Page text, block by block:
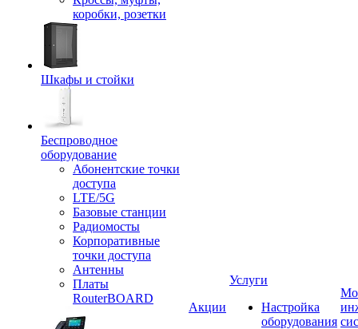
коробки, розетки
Шкафы и стойки
Беспроводное
оборудование
Абонентские точки
доступа
LTE/5G
Базовые станции
Радиомосты
Корпоративные
точки доступа
Антенны
Платы
RouterBOARD
Акции
Услуги
Настройка
оборудования